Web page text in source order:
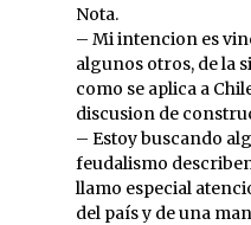
Nota.
– Mi intencion es
algunos otros, de la
como se aplica a
discusion de
– Estoy buscando
feudalismo
llamo especial
del país y de una